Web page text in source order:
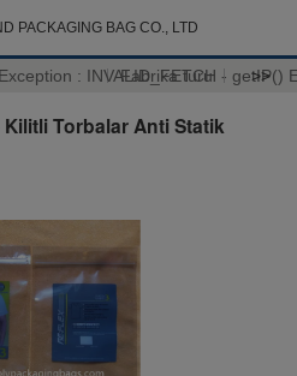
PACKAGING BAG CO., LTD
Exception : INVALID_FETCH - getIP()
Fabrika turu >>
Kilitli Torbalar Anti Statik